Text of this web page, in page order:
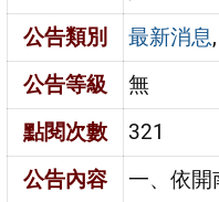
公告類別
最新消息
公告等級
無
點閱次數
321
公告內容
一、依開